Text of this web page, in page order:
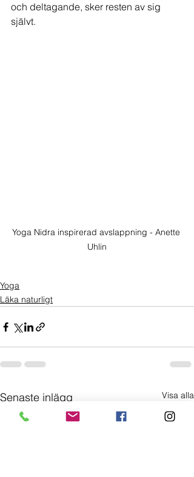
och deltagande, sker resten av sig
självt.
Yoga Nidra inspirerad avslappning - Anette
Uhlin
Yoga
Läka naturligt
Senaste inlägg Visa alla